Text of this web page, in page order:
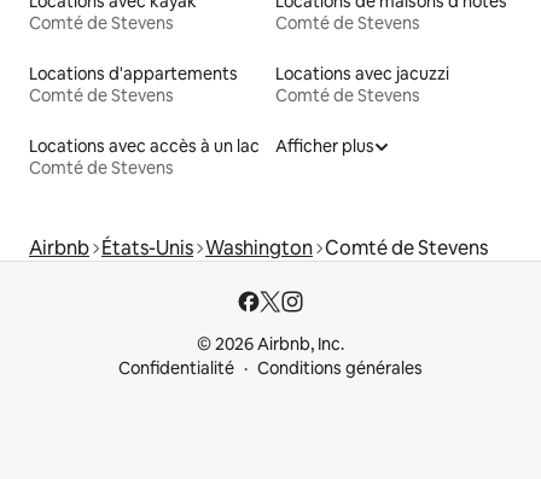
Comté de Stevens
Comté de Stevens
Locations d'appartements
Comté de Stevens
Locations avec jacuzzi
Comté de Stevens
Locations avec accès à un lac
Comté de Stevens
Afficher plus
Airbnb États-Unis Washington Comté de Stevens
© 2026 Airbnb, Inc.
Confidentialité
Conditions générales